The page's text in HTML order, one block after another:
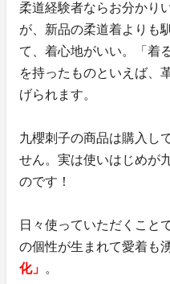
柔道経験者ならお分かり
が、新品の柔道着よりも
て、着心地がいい。「着
を持ったものといえば、
げられます。
九櫻刺子の商品は購入し
せん。実は使いはじめが
のです！
日々使っていただくこと
の個性が生まれて愛着も湧
化」 。